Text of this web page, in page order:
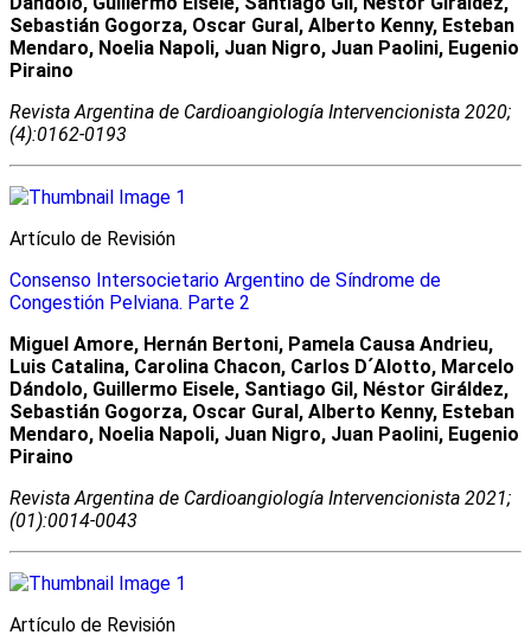
Sebastián Gogorza, Oscar Gural, Alberto Kenny, Esteban
Mendaro, Noelia Napoli, Juan Nigro, Juan Paolini, Eugenio
Piraino
Revista Argentina de Cardioangiologí­a Intervencionista 2020;
(4):0162-0193
Artículo de Revisión
Consenso Intersocietario Argentino de Síndrome de
Congestión Pelviana. Parte 2
Miguel Amore, Hernán Bertoni, Pamela Causa Andrieu,
Luis Catalina, Carolina Chacon, Carlos D´Alotto, Marcelo
Dándolo, Guillermo Eisele, Santiago Gil, Néstor Giráldez,
Sebastián Gogorza, Oscar Gural, Alberto Kenny, Esteban
Mendaro, Noelia Napoli, Juan Nigro, Juan Paolini, Eugenio
Piraino
Revista Argentina de Cardioangiologí­a Intervencionista 2021;
(01):0014-0043
Artículo de Revisión